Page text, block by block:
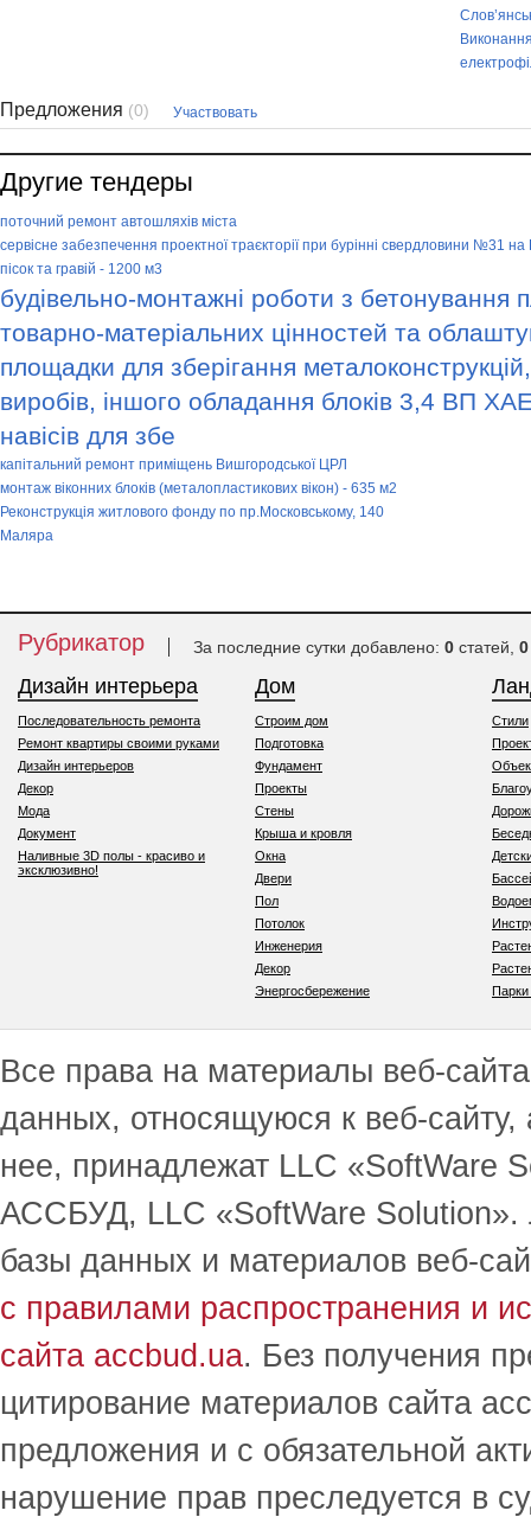
Предложения (0) Участвовать
Другие тендеры
поточний ремонт автошляхів міста
сервісне забезпечення проектної траєкторії при бурінні свердловини №31
пісок та гравій - 1200 м3
будівельно-монтажні роботи з бетонування
товарно-матеріальних цінностей та
площадки для зберігання
виробів, іншого обладання блоків 3,4 ВП
навісів для збе
капітальний ремонт приміщень Вишгородської ЦРЛ
монтаж віконних блоків (металопластикових вікон) - 635 м2
Реконструкція житлового фонду по пр.Московському, 140
Маляра
Рубрикатор За последние сутки добавлено: 0 статей, 0
Дизайн интерьера
Последовательность ремонта
Ремонт квартиры своими руками
Дизайн интерьеров
Декор
Мода
Документ
Наливные 3D полы - красиво и
эксклюзивно!
Дом
Строим дом
Подготовка
Фундамент
Проекты
Стены
Крыша и кровля
Окна
Двери
Пол
Потолок
Инженерия
Декор
Энергосбережение
Стили
Все права на материалы веб-
данных, относящуюся к веб-
нее, принадлежат LLC
АССБУД, LLC «SoftWare Solution».
базы данных и материалов веб-
с правилами распространения и
сайта accbud.ua. Без получения
цитирование материалов сайта
предложения и с обязательной
нарушение прав преследуется в